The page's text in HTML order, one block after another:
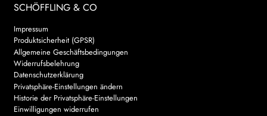
SCHÖFFLING & CO
Impressum
Produktsicherheit (GPSR)
Allgemeine Geschäftsbedingungen
Widerrufsbelehrung
Datenschutzerklärung
Privatsphäre-Einstellungen ändern
Historie der Privatsphäre-Einstellungen
Einwilligungen widerrufen